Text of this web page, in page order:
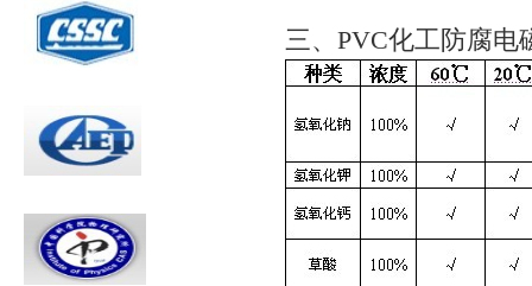
三、PVC化工防腐电